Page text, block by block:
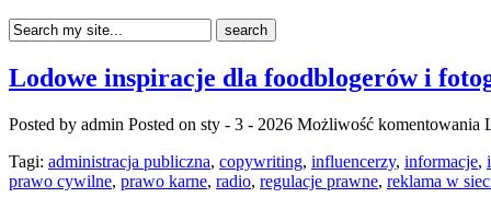
Lodowe inspiracje dla foodblogerów i
Posted by admin Posted on sty - 3 - 2026 Możliwość komentowania
Tagi: administracja publiczna, copywriting, influencerzy, informacje,
prawo cywilne, prawo karne, radio, regulacje prawne, reklama w